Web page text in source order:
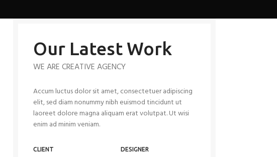
Our Latest Work
WE ARE CREATIVE AGENCY
Accum luctus dolor sit amet, consectetuer adipiscing
elit, sed diam nonummy nibh euismod tincidunt ut
laoreet dolore magna aliquam erat volutpat. Ut wisi
enim ad minim veniam.
CLIENT DESIGNER